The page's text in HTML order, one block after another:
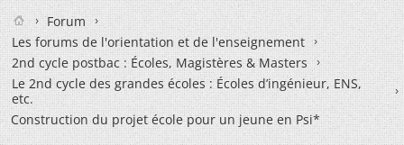
Forum
Les forums de l'orientation et de l'enseignement
2nd cycle postbac : Écoles, Magistères & Masters
Le 2nd cycle des grandes écoles : Écoles d’ingénieur, ENS,
etc.
Construction du projet école pour un jeune en Psi*